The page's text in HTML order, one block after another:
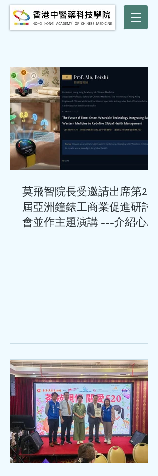
莫飛智院長受邀請出席第24
屆亞洲鐘錶工商業促進研討
會並作主題演講 ---介紹心率